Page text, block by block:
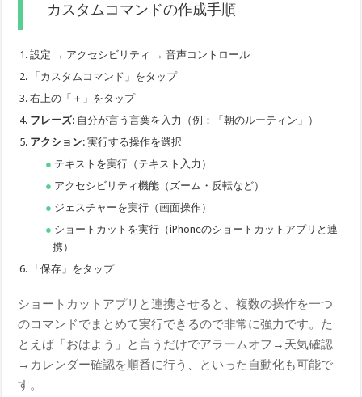
カスタムコマンドの作成手順
設定 → アクセシビリティ → 音声コントロール
「カスタムコマンド」をタップ
右上の「＋」をタップ
フレーズ: 自分が言う言葉を入力（例：「朝のルーティン」）
アクション: 実行する操作を選択
テキストを実行（テキスト入力）
アクセシビリティ機能（ズーム・反転など）
ジェスチャーを実行（画面操作）
ショートカットを実行（iPhoneのショートカットアプリと連
携）
「保存」をタップ
ショートカットアプリと連携させると、複数の操作を一つ
のコマンドでまとめて実行できるので非常に強力です。た
とえば「おはよう」と言うだけでアラームオフ→天気確認
→カレンダー確認を順番に行う、といった自動化も可能で
す。